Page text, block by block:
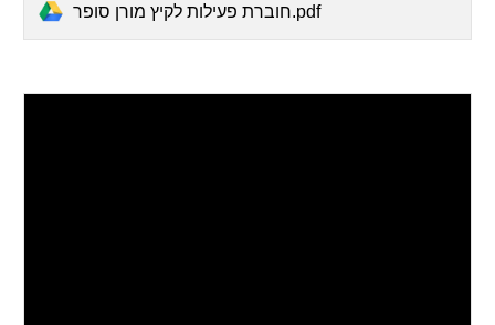
חוברת פעילות לקיץ מורן סופר.pdf